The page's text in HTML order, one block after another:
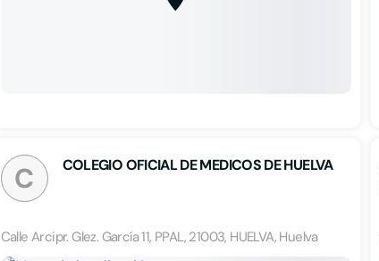
C COLEGIO OFICIAL DE MEDICOS DE HUELVA
Calle Arcipr. Glez. García 11, PPAL, 21003, HUELVA, Huelva